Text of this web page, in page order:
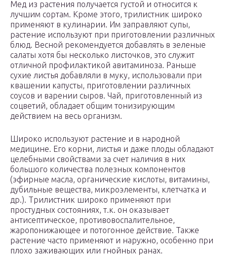
Мед из растения получается густой и относится к
лучшим сортам. Кроме этого, трилистник широко
применяют в кулинарии. Им заправляют супы,
растение используют при приготовлении различных
блюд. Весной рекомендуется добавлять в зеленые
салаты хотя бы несколько листочков, это служит
отличной профилактикой авитаминоза. Раньше
сухие листья добавляли в муку, использовали при
квашении капусты, приготовлении различных
соусов и варении сыров. Чай, приготовленный из
соцветий, обладает общим тонизирующим
действием на весь организм.
Широко используют растение и в народной
медицине. Его корни, листья и даже плоды обладают
целебными свойствами за счет наличия в них
большого количества полезных компонентов
(эфирные масла, органические кислоты, витамины,
дубильные вещества, микроэлементы, клетчатка и
др.). Трилистник широко применяют при
простудных состояниях, т.к. он оказывает
антисептическое, противовоспалительное,
жаропонижающее и потогонное действие. Также
растение часто применяют и наружно, особенно при
плохо заживающих или гнойных ранах.